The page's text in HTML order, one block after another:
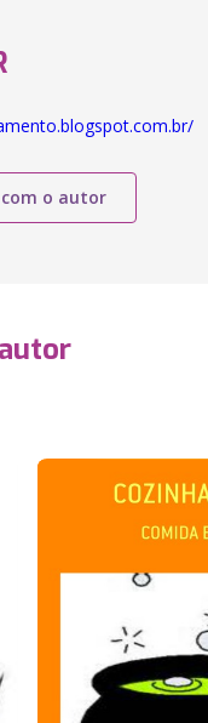
com o autor